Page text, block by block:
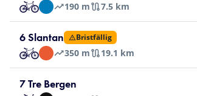
190 m 7.5 km
6 Slantan Bristfällig
350 m 19.1 km
7 Tre Bergen